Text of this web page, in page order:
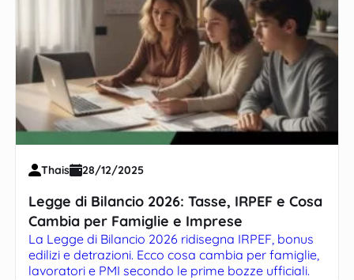
Thais 28/12/2025
Legge di Bilancio 2026: Tasse, IRPEF e Cosa
Cambia per Famiglie e Imprese
La Legge di Bilancio 2026 ridisegna IRPEF, bonus
edilizi e detrazioni. Ecco cosa cambia per famiglie,
lavoratori e PMI secondo le prime bozze ufficiali.